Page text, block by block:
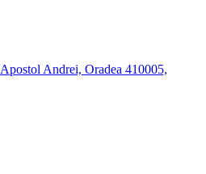
Andrei, Oradea 410005,